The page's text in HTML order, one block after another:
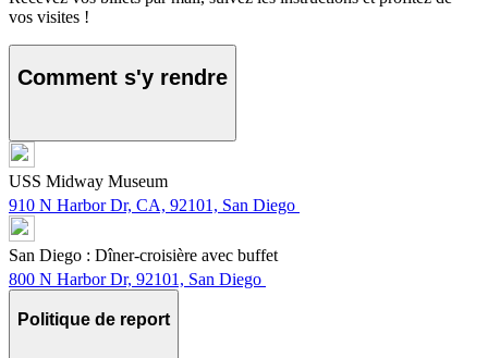
vos visites !
Comment s'y rendre
USS Midway Museum
910 N Harbor Dr, CA, 92101, San Diego
San Diego : Dîner-croisière avec buffet
800 N Harbor Dr, 92101, San Diego
Politique de report